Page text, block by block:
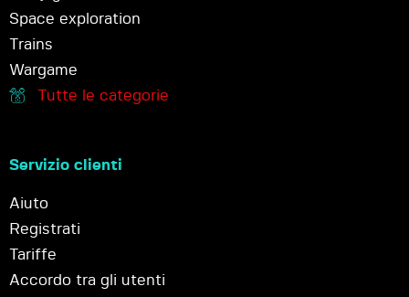
Space exploration
Trains
Wargame
Tutte le categorie
Servizio clienti
Aiuto
Registrati
Tariffe
Accordo tra gli utenti